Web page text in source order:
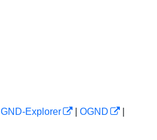
GND-Explorer OGND